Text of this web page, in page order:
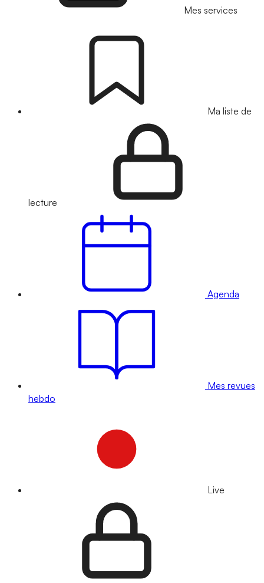
Mes services
Ma liste de
lecture
Agenda
Mes revues
hebdo
Live